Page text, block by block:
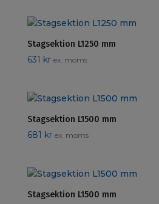
Stagsektion L1250 mm
631 kr ex. moms
Stagsektion L1500 mm
681 kr ex. moms
Stagsektion L1500 mm